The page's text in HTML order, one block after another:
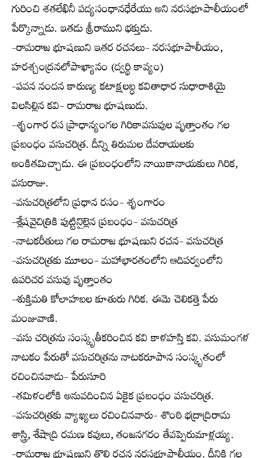
గురించి శతలేఖినీ పద్యసంధానధేరేయు అని నరసభూపాలీయంలో
పేర్కొన్నాడు. ఇతడు శ్రీరాముని భక్తుడు.
-రామరాజ భూషణుని ఇతర రచనలు- నరసభూపాలీయం,
హరశ్చంద్రనలోపాఖ్యానం (ద్వర్థి కావ్యం)
-పవన నందన కారుణ్య కటాక్షలబ్ధ కవితాధార సుధారాశియై
విలసిల్లిన కవి- రామరాజ భూషణుడు.
-శృంగార రస ప్రాధాన్యంగల గిరికావసువుల వృత్తాంతం గల
ప్రబంధం వసుచరిత్ర. దీన్ని తిరుమల దేవరాయలకు
అంకితమిచ్చాడు. ఈ ప్రబంధంలోని నాయికానాయకులు గిరిక,
వసురాజు.
-వసుచరిత్రలోని ప్రధాన రసం- శృంగారం
-శ్లేషవైచిత్రికి పుట్టినిైల్లెన ప్రబంధం- వసుచరిత్ర
-నాటకరీతులు గల రామరాజ భూషణుని రచన- వసుచరిత్ర
-వసుచరిత్రకు మూలం- మహాభారతంలోని ఆదిపర్వంలోని
ఉపరిచర వసువు వృత్తాంతం
-శుక్తిమతి కోలాహబల కూతురు గిరిక. ఈమె చెలికత్తె పేరు
మంజువాణి.
-వసు చరిత్రను సంస్కృతీకరించిన కవి కాళహస్తి కవి. వసుమంగళ
నాటకం పేరుతో వసుచరిత్రను నాటకరూపాన సంస్కృతంలో
రచించినవాడు- పేరుసూరి
-తమిళంలోకి అనువదించిన ఏకైక ప్రబంధం వసుచరిత్ర.
-వసుచరిత్రకు వ్యాఖ్యలు రచించినవారు- శొంఠి భద్రాద్రిరామ
శాస్త్రి, శేషాద్రి రమణ కవులు, తంజనగరం తేవప్పెరుమాళ్లయ్య.